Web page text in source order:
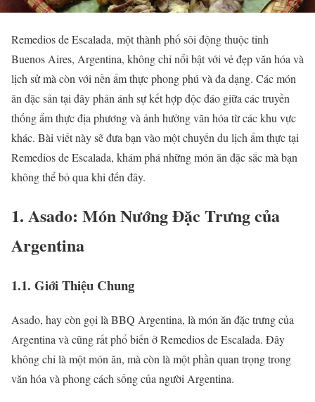
Remedios de Escalada, một thành phố sôi động thuộc tỉnh
Buenos Aires, Argentina, không chỉ nổi bật với vẻ đẹp văn hóa và
lịch sử mà còn với nền ẩm thực phong phú và đa dạng. Các món
ăn đặc sản tại đây phản ánh sự kết hợp độc đáo giữa các truyền
thống ẩm thực địa phương và ảnh hưởng văn hóa từ các khu vực
khác. Bài viết này sẽ đưa bạn vào một chuyến du lịch ẩm thực tại
Remedios de Escalada, khám phá những món ăn đặc sắc mà bạn
không thể bỏ qua khi đến đây.
1. Asado: Món Nướng Đặc Trưng của
Argentina
1.1. Giới Thiệu Chung
Asado, hay còn gọi là BBQ Argentina, là món ăn đặc trưng của
Argentina và cũng rất phổ biến ở Remedios de Escalada. Đây
không chỉ là một món ăn, mà còn là một phần quan trọng trong
văn hóa và phong cách sống của người Argentina.